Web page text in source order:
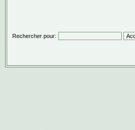
Rechercher pour: